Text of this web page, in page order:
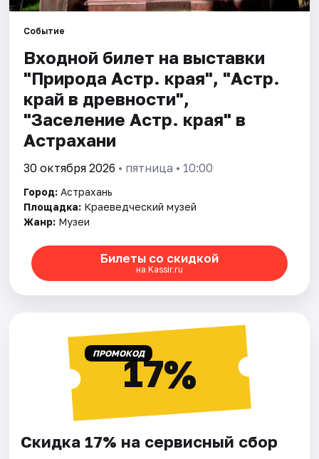
Событие
Входной билет на выставки
"Природа Астр. края", "Астр.
край в древности",
"Заселение Астр. края" в
Астрахани
30 октября 2026 • пятница • 10:00
Город: Астрахань
Площадка: Краеведческий музей
Жанр: Музеи
Билеты со скидкой
на Kassir.ru
ПРОМОКОД17%
Скидка 17% на сервисный сбор